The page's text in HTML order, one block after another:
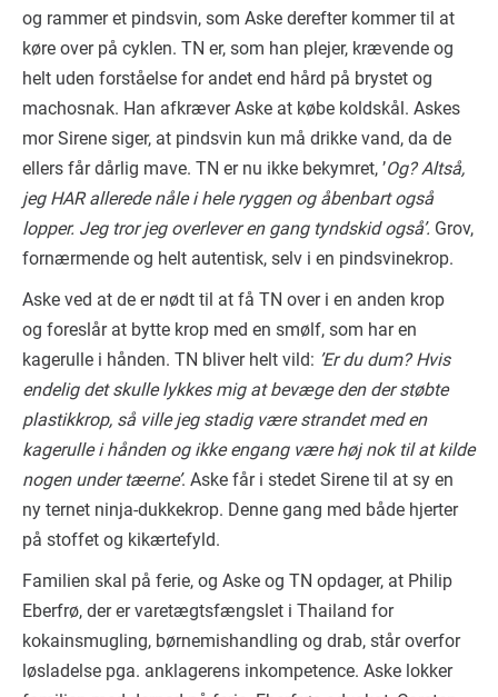
og rammer et pindsvin, som Aske derefter kommer til at
køre over på cyklen. TN er, som han plejer, krævende og
helt uden forståelse for andet end hård på brystet og
machosnak. Han afkræver Aske at købe koldskål. Askes
mor Sirene siger, at pindsvin kun må drikke vand, da de
ellers får dårlig mave. TN er nu ikke bekymret, ’Og? Altså,
jeg HAR allerede nåle i hele ryggen og åbenbart også
lopper. Jeg tror jeg overlever en gang tyndskid også’. Grov,
fornærmende og helt autentisk, selv i en pindsvinekrop.
Aske ved at de er nødt til at få TN over i en anden krop
og foreslår at bytte krop med en smølf, som har en
kagerulle i hånden. TN bliver helt vild: ’Er du dum? Hvis
endelig det skulle lykkes mig at bevæge den der støbte
plastikkrop, så ville jeg stadig være strandet med en
kagerulle i hånden og ikke engang være høj nok til at kilde
nogen under tæerne’. Aske får i stedet Sirene til at sy en
ny ternet ninja-dukkekrop. Denne gang med både hjerter
på stoffet og kikærtefyld.
Familien skal på ferie, og Aske og TN opdager, at Philip
Eberfrø, der er varetægtsfængslet i Thailand for
kokainsmugling, børnemishandling og drab, står overfor
løsladelse pga. anklagerens inkompetence. Aske lokker